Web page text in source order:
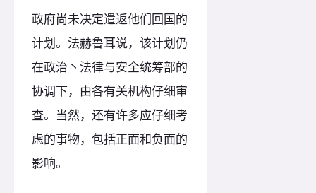
政府尚未决定遣返他们回国的
计划。法赫鲁耳说，该计划仍
在政治丶法律与安全统筹部的
协调下，由各有关机构仔细审
查。当然，还有许多应仔细考
虑的事物，包括正面和负面的
影响。